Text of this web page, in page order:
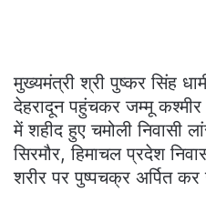
मुख्यमंत्री श्री पुष्कर सिंह
देहरादून पहुंचकर जम्मू
में शहीद हुए चमोली निवासी
सिरमौर, हिमाचल प्रदेश
शरीर पर पुष्पचक्र अर्पित कर